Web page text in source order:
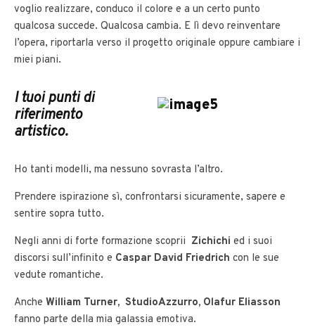
voglio realizzare, conduco il colore e a un certo punto
qualcosa succede. Qualcosa cambia. E lì devo reinventare
l’opera, riportarla verso il progetto originale oppure cambiare i
miei piani.
I tuoi punti di
riferimento
artistico.
Ho tanti modelli, ma nessuno sovrasta l’altro.
Prendere ispirazione sì, confrontarsi sicuramente, sapere e
sentire sopra tutto.
Negli anni di forte formazione scoprii Zichichi ed i suoi
discorsi sull’infinito e Caspar David Friedrich con le sue
vedute romantiche.
Anche William Turner, StudioAzzurro, Olafur Eliasson
fanno parte della mia galassia emotiva.